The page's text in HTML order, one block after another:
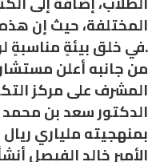
المختلفة، حيث إن
في خلق بيئةٍ مناسبةٍ لريادة الأعمال.
من جانبه أعلن
المشرف على مركز
الدكتور سعد بن محمد
بمنهجيته ملياري ريال
الأمير خالد الفيصل